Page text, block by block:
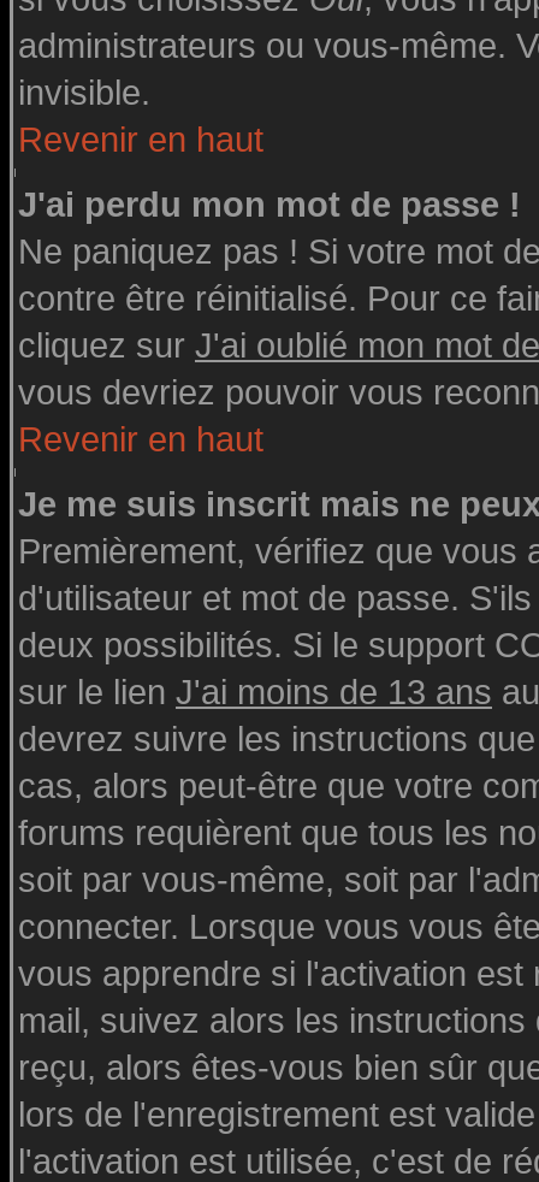
administrateurs ou vous-même.
invisible.
Revenir en haut
J'ai perdu mon mot de passe !
Ne paniquez pas ! Si votre mot
contre être réinitialisé. Pour ce
cliquez sur J'ai oublié mon mot
vous devriez pouvoir vous
Revenir en haut
Je me suis inscrit mais ne
Premièrement, vérifiez que
d'utilisateur et mot de passe.
deux possibilités. Si le support
sur le lien J'ai moins de 13 ans
devrez suivre les instructions
cas, alors peut-être que votre
forums requièrent que tous les
soit par vous-même, soit par
connecter. Lorsque vous vous
vous apprendre si l'activation
mail, suivez alors les
reçu, alors êtes-vous bien sûr
lors de l'enregistrement est
l'activation est utilisée, c'est de